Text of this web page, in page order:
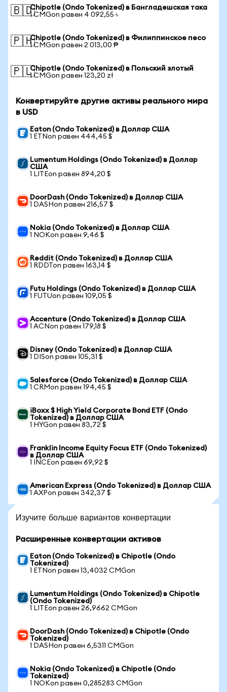
🇧🇩Chipotle (Ondo Tokenized) в Бангладешская така
1 CMGon равен 4 092,55 ৳
🇵🇭Chipotle (Ondo Tokenized) в Филиппинское песо
1 CMGon равен 2 013,00 ₱
🇵🇱Chipotle (Ondo Tokenized) в Польский злотый
1 CMGon равен 123,20 zł
Конвертируйте другие активы реального мира
в USD
Eaton (Ondo Tokenized) в Доллар США
1 ETNon равен 444,45 $
Lumentum Holdings (Ondo Tokenized) в Доллар
США
1 LITEon равен 894,20 $
DoorDash (Ondo Tokenized) в Доллар США
1 DASHon равен 216,57 $
Nokia (Ondo Tokenized) в Доллар США
1 NOKon равен 9,46 $
Reddit (Ondo Tokenized) в Доллар США
1 RDDTon равен 163,14 $
Futu Holdings (Ondo Tokenized) в Доллар США
1 FUTUon равен 109,05 $
Accenture (Ondo Tokenized) в Доллар США
1 ACNon равен 179,18 $
Disney (Ondo Tokenized) в Доллар США
1 DISon равен 105,31 $
Salesforce (Ondo Tokenized) в Доллар США
1 CRMon равен 194,45 $
iBoxx $ High Yield Corporate Bond ETF (Ondo
Tokenized) в Доллар США
1 HYGon равен 83,72 $
Franklin Income Equity Focus ETF (Ondo Tokenized)
в Доллар США
1 INCEon равен 69,92 $
American Express (Ondo Tokenized) в Доллар США
1 AXPon равен 342,37 $
Изучите больше вариантов конвертации
Расширенные конвертации активов
Eaton (Ondo Tokenized) в Chipotle (Ondo
Tokenized)
1 ETNon равен 13,4032 CMGon
Lumentum Holdings (Ondo Tokenized) в Chipotle
(Ondo Tokenized)
1 LITEon равен 26,9662 CMGon
DoorDash (Ondo Tokenized) в Chipotle (Ondo
Tokenized)
1 DASHon равен 6,5311 CMGon
Nokia (Ondo Tokenized) в Chipotle (Ondo
Tokenized)
1 NOKon равен 0,285283 CMGon